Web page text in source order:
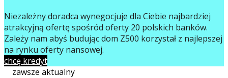
Niezależny doradca wynegocjuje dla Ciebie najbardziej
atrakcyjną ofertę spośród oferty 20 polskich banków.
Zależy nam abyś budując dom Z500 korzystał z najlepszej
na rynku oferty finansowej.
chcę kredyt
zawsze aktualny